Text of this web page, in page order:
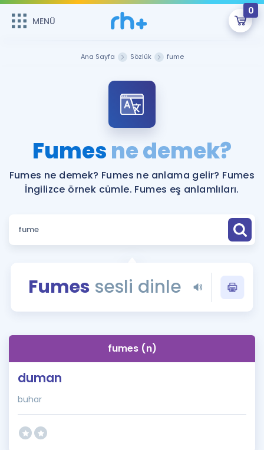
MENÜ
0
ÜYE DEĞİLİM
Sepetin Şu An Boş.
Remzi Hoca ile seni sınava hazırlayacak onlarca eğitim seni
bekliyor!
MENÜ
Faydalı Araçlar
Sözlük
Blog
İngilizce Gramer
Ana Sayfa Sözlük fume
Fumesne demek?
Fumes ne demek? Fumes ne anlama gelir? Fumes
İngilizce örnek cümle. Fumes eş anlamlıları.
Fumes sesli dinle
fumes (n)
duman
buhar